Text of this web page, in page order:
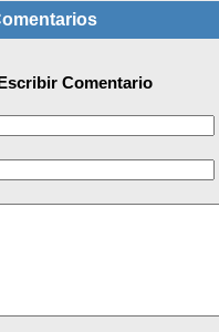
Comentario